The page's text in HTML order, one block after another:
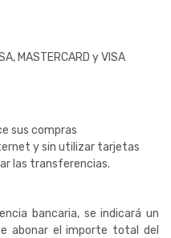
MASTERCARD y VISA
sus compras
y sin utilizar tarjetas
las transferencias.
bancaria, se indicará un
abonar el importe total del